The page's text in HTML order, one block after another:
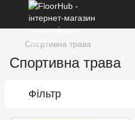
Спортивна трава
Спортивна трава
Фільтр